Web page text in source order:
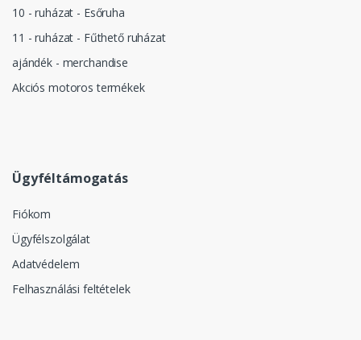
10 - ruházat - Esőruha
11 - ruházat - Fűthető ruházat
ajándék - merchandise
Akciós motoros termékek
Ügyféltámogatás
Fiókom
Ügyfélszolgálat
Adatvédelem
Felhasználási feltételek